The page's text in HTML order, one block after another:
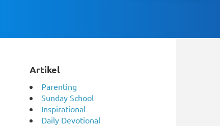
Artikel
Parenting
Sunday School
Inspirational
Daily Devotional